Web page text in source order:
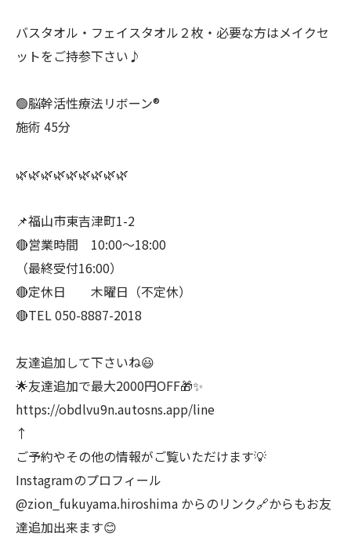
バスタオル・フェイスタオル２枚・必要な方はメイクセ
ットをご持参下さい♪
🟢脳幹活性療法リボーン®︎
施術 45分
🌿🌿🌿🌿🌿🌿🌿🌿🌿
📌福山市東吉津町1-2
🔴営業時間 10:00〜18:00
（最終受付16:00）
🔴定休日 木曜日（不定休）
🔴TEL 050-8887-2018
友達追加して下さいね😃
🌟友達追加で最大2000円OFF🎁✨
https://obdlvu9n.autosns.app/line
↑
ご予約やその他の情報がご覧いただけます💡
Instagramのプロフィール
@zion_fukuyama.hiroshima からのリンク🔗からもお友
達追加出来ます😊